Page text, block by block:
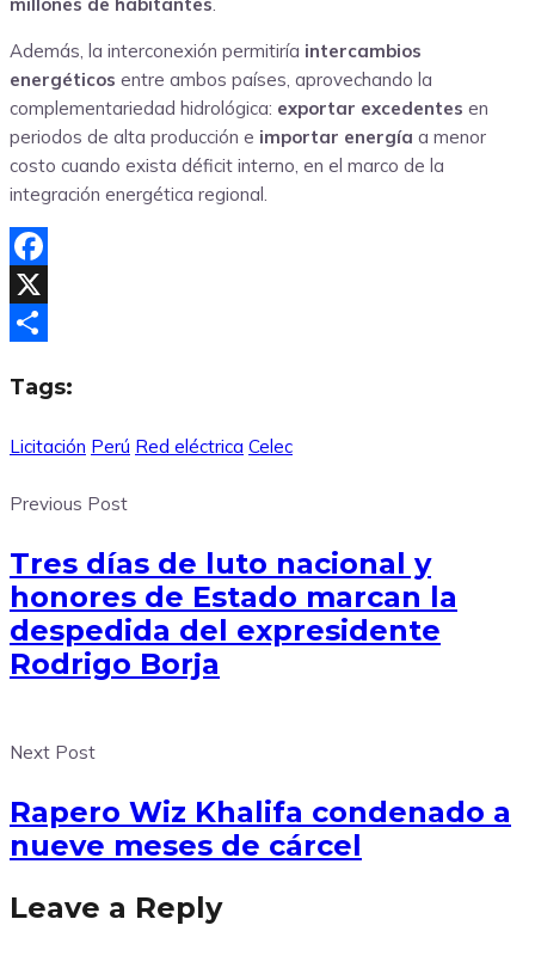
Además, la interconexión permitiría intercambios
energéticos entre ambos países, aprovechando la
complementariedad hidrológica: exportar excedentes en
periodos de alta producción e importar energía a menor
costo cuando exista déficit interno, en el marco de la
integración energética regional.
Facebook
X
Tags:
Licitación Perú Red eléctrica Celec
Previous Post
Tres días de luto nacional y
honores de Estado marcan la
despedida del expresidente
Rodrigo Borja
Next Post
Rapero Wiz Khalifa condenado a
nueve meses de cárcel
Leave a Reply